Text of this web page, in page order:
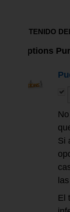
CONTENIDO
Options
Si
El